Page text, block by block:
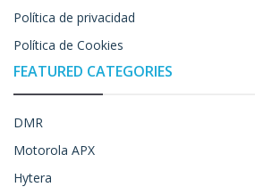
Política de privacidad
Política de Cookies
FEATURED CATEGORIES
DMR
Motorola APX
Hytera